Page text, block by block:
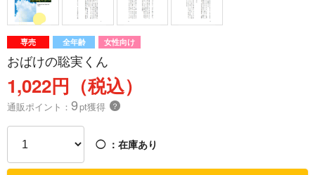
専売 全年齢 女性向け
おばけの聡実くん
1,022円（税込）
通販ポイント： 9pt獲得 ？
◯ ：在庫あり